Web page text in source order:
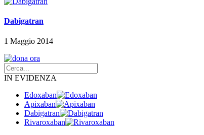
Dabigatran
1 Maggio 2014
IN EVIDENZA
Edoxaban
Apixaban
Dabigatran
Rivaroxaban